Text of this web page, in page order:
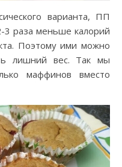
варианта, ПП
3 раза меньше калорий
Поэтому ими можно
лишний вес. Так мы
маффинов вместо